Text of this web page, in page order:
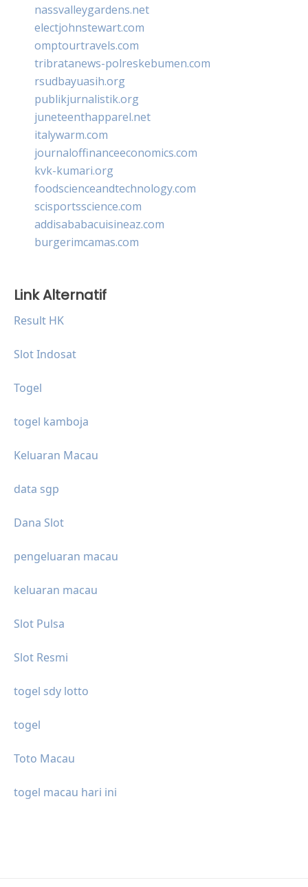
nassvalleygardens.net
electjohnstewart.com
omptourtravels.com
tribratanews-polreskebumen.com
rsudbayuasih.org
publikjurnalistik.org
juneteenthapparel.net
italywarm.com
journaloffinanceeconomics.com
kvk-kumari.org
foodscienceandtechnology.com
scisportsscience.com
addisababacuisineaz.com
burgerimcamas.com
Link Alternatif
Result HK
Slot Indosat
Togel
togel kamboja
Keluaran Macau
data sgp
Dana Slot
pengeluaran macau
keluaran macau
Slot Pulsa
Slot Resmi
togel sdy lotto
togel
Toto Macau
togel macau hari ini